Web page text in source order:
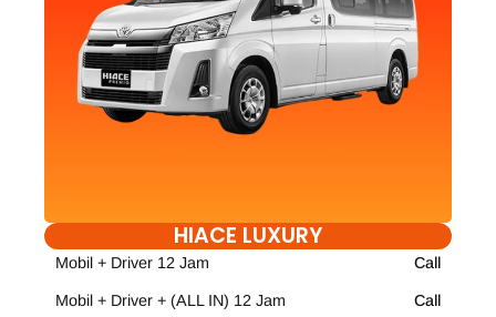
HIACE LUXURY
Mobil + Driver 12 Jam Call
Mobil + Driver + (ALL IN) 12 Jam Call